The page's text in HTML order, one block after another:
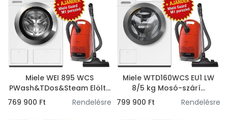
Miele WEI 895 WCS
PWash&TDos&Steam Elölt...
769 900 Ft
Rendelésre
Miele WTD160WCS EU1 LW
8/5 kg Mosó-szárí...
799 900 Ft
Rendelésre